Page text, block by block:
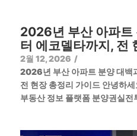
2026년 부산 아파트
터 에코델타까지, 전
2월 12, 2026 /
2026년 부산 아파트 분양 대백
전 현장 총정리 가이드 안녕하
부동산 정보 플랫폼 분양권실